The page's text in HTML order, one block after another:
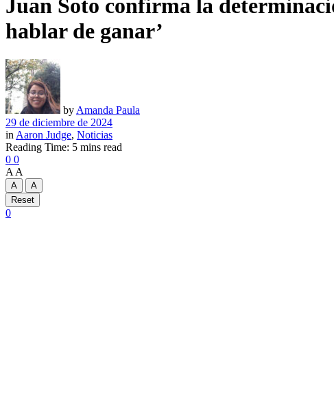
Juan Soto confirma la
hablar de ganar’
by Amanda Paula
29 de diciembre de 2024
in Aaron Judge, Noticias
Reading Time: 5 mins read
0 0
A A
A
A
Reset
0